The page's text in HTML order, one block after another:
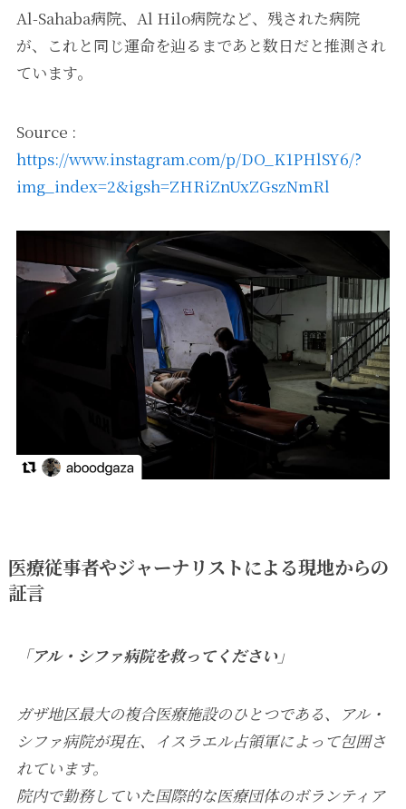
Al-Sahaba病院、Al Hilo病院など、残された病院
が、これと同じ運命を辿るまであと数日だと推測され
ています。
Source :
https://www.instagram.com/p/DO_K1PHlSY6/?
img_index=2&igsh=ZHRiZnUxZGszNmRl
医療従事者やジャーナリストによる現地からの
証言
「アル・シファ病院を救ってください」
ガザ地区最大の複合医療施設のひとつである、アル・
シファ病院が現在、イスラエル占領軍によって包囲さ
れています。
院内で勤務していた国際的な医療団体のボランティア